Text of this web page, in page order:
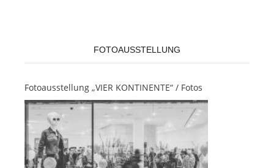
FOTOAUSSTELLUNG
Fotoausstellung „VIER KONTINENTE“ / Fotos